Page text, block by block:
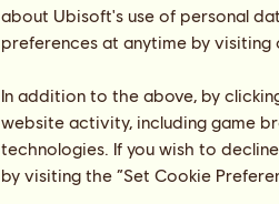
about Ubisoft's use of personal
preferences at anytime by
In addition to the above, by
website activity, including game
technologies. If you wish to
by visiting the “Set Cookie